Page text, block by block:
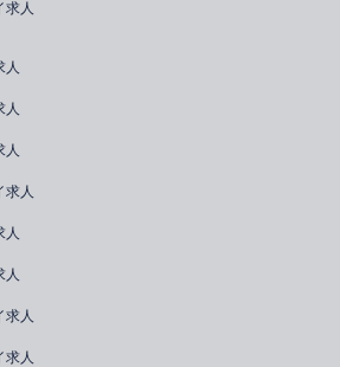
求人
人
人
人
求人
人
人
求人
求人